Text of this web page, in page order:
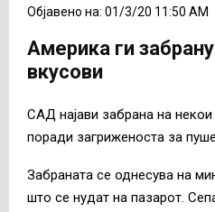
Објавено на: 01/3/20 11:50 AM
Америка ги
вкусови
САД најави забрана на
поради загриженоста за
Забраната се однесува на
што се нудат на пазарот.